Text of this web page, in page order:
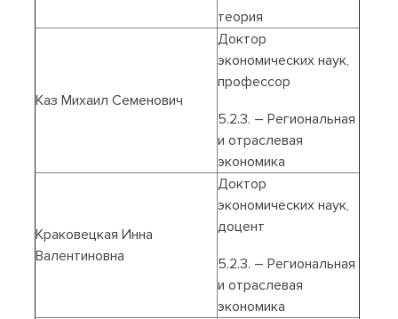
теория
Каз Михаил Семенович
Доктор
экономических наук,
профессор
5.2.3. – Региональная
и отраслевая
экономика
Краковецкая Инна
Валентиновна
Доктор
экономических наук,
доцент
5.2.3. – Региональная
и отраслевая
экономика